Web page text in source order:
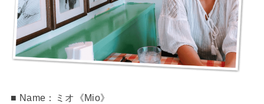
■ Name：ミオ《Mio》